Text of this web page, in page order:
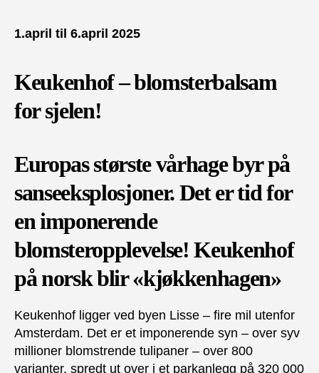
1.april til 6.april 2025
Keukenhof – blomsterbalsam
for sjelen!
Europas største vårhage byr på
sanseeksplosjoner. Det er tid for
en imponerende
blomsteropplevelse! Keukenhof
på norsk blir «kjøkkenhagen»
Keukenhof ligger ved byen Lisse – fire mil utenfor
Amsterdam. Det er et imponerende syn – over syv
millioner blomstrende tulipaner – over 800
varianter, spredt ut over i et parkanlegg på 320 000